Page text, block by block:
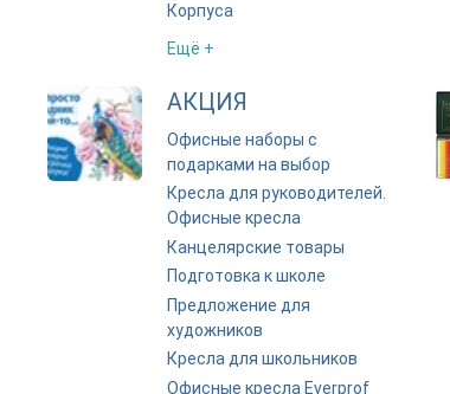
Корпуса
Ещё +
АКЦИЯ
Офисные наборы с
подарками на выбор
Кресла для руководителей.
Офисные кресла
Канцелярские товары
Подготовка к школе
Предложение для
художников
Кресла для школьников
Офисные кресла Everprof